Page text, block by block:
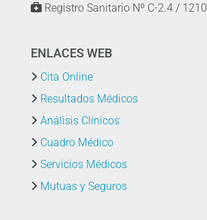
Registro Sanitario Nº C-2.4 / 1210
ENLACES WEB
Cita Online
Resultados Médicos
Análisis Clínicos
Cuadro Médico
Servicios Médicos
Mutuas y Seguros